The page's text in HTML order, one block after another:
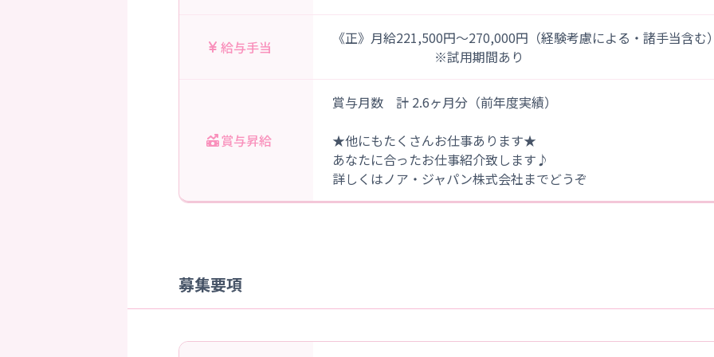
給与手当
《正》月給221,500円～270,000円（経験考慮による・諸手当含む
※試用期間あり
賞与昇給
賞与月数 計 2.6ヶ月分（前年度実績）
★他にもたくさんお仕事あります★
あなたに合ったお仕事紹介致します♪
詳しくはノア・ジャパン株式会社までどうぞ
募集要項